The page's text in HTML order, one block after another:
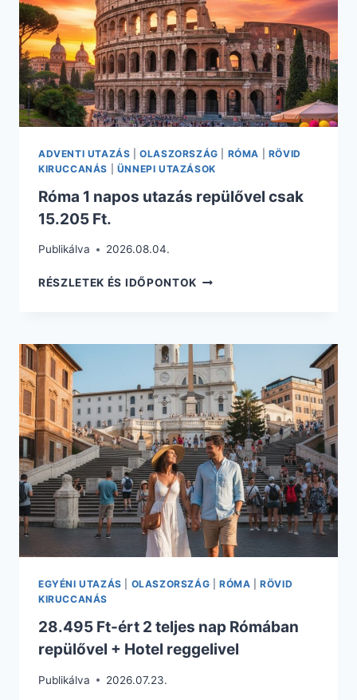
1
NAP
ALATT
ADVENTI UTAZÁS |OLASZORSZÁG RÓMA
RÖVID
KIRUCCANÁS
ÜNNEPI UTAZÁSOK
Róma 1 napos utazás repülővel csak
15.205 Ft.
Publikálva 2026.08.04.
RÉSZLETEK ÉS IDŐPONTOK RÓMA
REPÜLŐVEL
CSAK
15.205
FT.
EGYÉNI UTAZÁS OLASZORSZÁG |RÓMA |RÖVID
KIRUCCANÁS
28.495 Ft-ért 2 teljes nap Rómában
repülővel + Hotel reggelivel
Publikálva 2026.07.23.